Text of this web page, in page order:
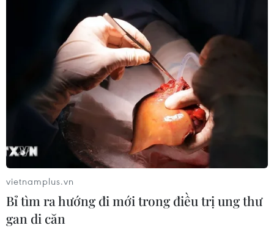
vietnamplus.vn
Bỉ tìm ra hướng đi mới trong điều trị ung thư
gan di căn